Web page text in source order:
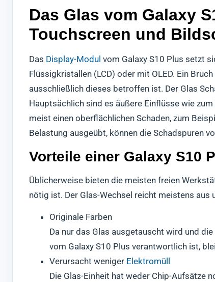
Das Glas vom Galaxy
Touchscreen und
Das Display-Modul vom Galaxy S10 Plus setzt
Flüssigkristallen (LCD) oder mit OLED. Ein
ausschließlich dieses betroffen ist. Der Glas
Hauptsächlich sind es äußere Einflüsse wie
meist einen oberflächlichen Schaden, zum
Belastung ausgeübt, können die Schadspuren
Vorteile einer Galaxy S10
Üblicherweise bieten die meisten freien
nötig ist. Der Glas-Wechsel reicht meistens
Originale Farben
Da nur das Glas ausgetauscht wird und
vom Galaxy S10 Plus verantwortlich ist,
Verursacht weniger Elektromüll
Die Glas-Einheit hat weder Chip-Aufsätze